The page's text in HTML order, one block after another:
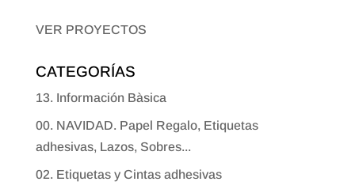
VER PROYECTOS
CATEGORÍAS
13. Información Bàsica
00. NAVIDAD. Papel Regalo, Etiquetas
adhesivas, Lazos, Sobres...
02. Etiquetas y Cintas adhesivas